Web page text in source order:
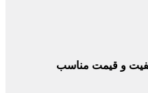
و قیمت مناسب